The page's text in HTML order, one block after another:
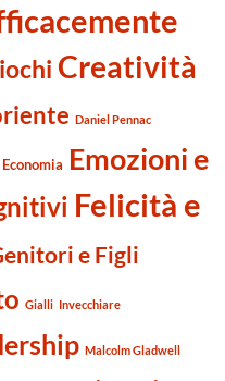
Creatività
Daniel Pennac
Economia Emozioni e
Felicità e
e Figli
Gialli Invecchiare
Malcolm Gladwell